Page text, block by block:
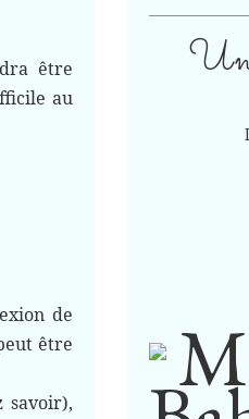
être
au
de
être
savoir),